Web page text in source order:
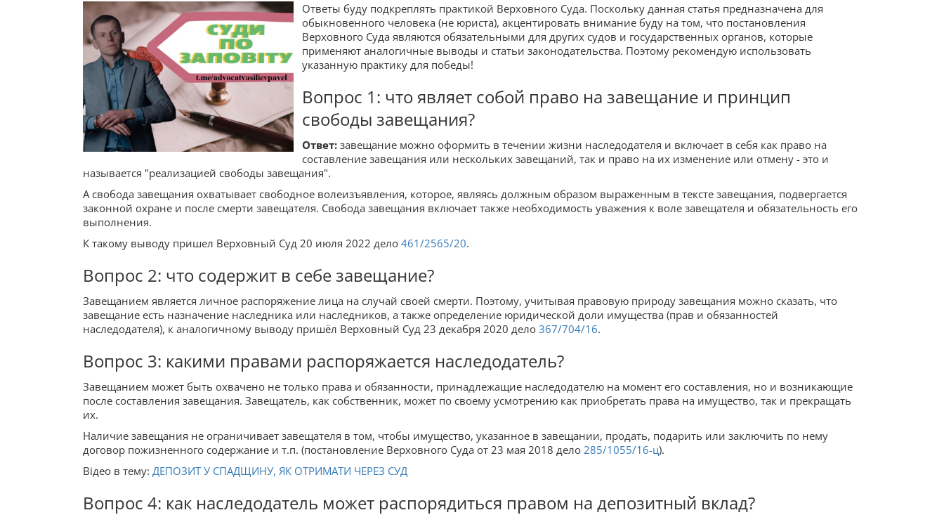
Ответы буду подкреплять практикой Верховного Суда. Поскольку данная статья предназначена для
обыкновенного человека (не юриста), акцентировать внимание буду на том, что постановления
Верховного Суда являются обязательными для других судов и государственных органов, которые
применяют аналогичные выводы и статьи законодательства. Поэтому рекомендую использовать
указанную практику для победы!
Вопрос 1: что являет собой право на завещание и принцип
свободы завещания?
Ответ: завещание можно оформить в течении жизни наследодателя и включает в себя как право на
составление завещания или нескольких завещаний, так и право на их изменение или отмену - это и
называется "реализацией свободы завещания".
А свобода завещания охватывает свободное волеизъявления, которое, являясь должным образом выраженным в тексте завещания, подвергается
законной охране и после смерти завещателя. Свобода завещания включает также необходимость уважения к воле завещателя и обязательность его
выполнения.
К такому выводу пришел Верховный Суд 20 июля 2022 дело 461/2565/20.
Вопрос 2: что содержит в себе завещание?
Завещанием является личное распоряжение лица на случай своей смерти. Поэтому, учитывая правовую природу завещания можно сказать, что
завещание есть назначение наследника или наследников, а также определение юридической доли имущества (прав и обязанностей
наследодателя), к аналогичному выводу пришёл Верховный Суд 23 декабря 2020 дело 367/704/16.
Вопрос 3: какими правами распоряжается наследодатель?
Завещанием может быть охвачено не только права и обязанности, принадлежащие наследодателю на момент его составления, но и возникающие
после составления завещания. Завещатель, как собственник, может по своему усмотрению как приобретать права на имущество, так и прекращать
их.
Наличие завещания не ограничивает завещателя в том, чтобы имущество, указанное в завещании, продать, подарить или заключить по нему
договор пожизненного содержание и т.п. (постановление Верховного Суда от 23 мая 2018 дело 285/1055/16-ц).
Відео в тему: ДЕПОЗИТ У СПАДЩИНУ, ЯК ОТРИМАТИ ЧЕРЕЗ СУД
Вопрос 4: как наследодатель может распорядиться правом на депозитный вклад?